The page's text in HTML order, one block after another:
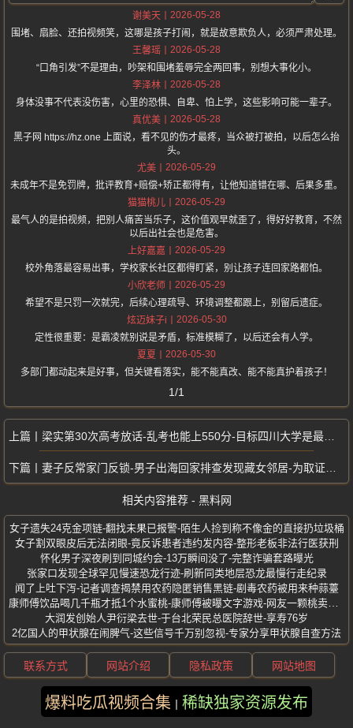
谢美天
2026-05-28
围堵、扇脸、还拍视频笑，这哪是孩子打闹，就是故意欺负人，必须严肃处理。
王馨瑶
2026-05-28
“口角引发”不是理由，吵架和围堵羞辱完全两回事，别想大事化小。
李泽林
2026-05-28
身体没事不代表没伤害，心里的恐惧、自卑、怕上学，这些影响可能一辈子。
真优美
2026-05-28
黑子网 https://hz.one 上面说，看不见的伤才最疼，当众被打被拍，以后怎么抬
头。
尤美
2026-05-29
未成年不是免罚牌，批评教育+赔偿+矫正都得有，让他知道错在哪、后果多重。
猫猫桃儿
2026-05-29
最气人的是拍视频，把别人痛苦当乐子，这价值观早就歪了，得好好教育，不然
以后出社会也是危害。
上好嘉嘉
2026-05-29
校外角落最容易出事，学校家长社区都得盯紧，别让孩子连回家路都怕。
小欣老师
2026-05-29
希望不是只罚一次就完，后续心理疏导、环境调整都跟上，别留后遗症。
炫迈妹子i
2026-05-30
定性很重要：是霸凌就别说是矛盾，标准模糊了，以后还会有人学。
夏夏
2026-05-30
多部门都动起来是好事，但关键看落实，能不能真改、能不能真护着孩子！
1/1
梁实第30次高考放话-乱考也能上550分-目标四川大学是最后一次参加
妻子反常家门反锁-男子出海回家排查发现藏女邻居-为取证报假警被罚千元
相关内容推荐 - 黑料网
女子遗失24克金项链-翻找未果已报警-陌生人捡到称不像金的直接扔垃圾桶
女子割双眼皮后无法闭眼-竟反诉患者违约发内容-整形老板非法行医获刑
怀化男子深夜刷到同城约会-13万瞬间没了-完整诈骗套路曝光
张家口发现全球罕见慢速恐龙行迹-刷新同类地层恐龙最慢行走纪录
闻了上吐下泻-记者调查揭禁用农药隐匿销售黑链-剧毒农药被用来种蒜薹
大润发创始人尹衍梁去世-于台北荣民总医院辞世-享寿76岁
2亿国人的甲状腺在闹脾气-这些信号千万别忽视-专家分享甲状腺自查方法
爆料吃瓜视频合集 稀缺独家资源发布
联系方式 网站介绍 隐私政策 网站地图
版权所有 ©2025 黑料网 保留所有权利